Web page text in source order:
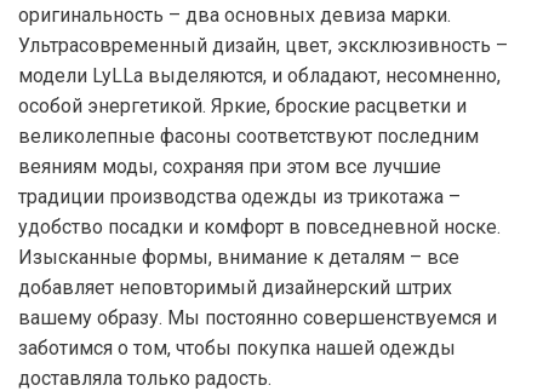
оригинальность – два основных девиза марки.
Ультрасовременный дизайн, цвет, эксклюзивность –
модели LyLLa выделяются, и обладают, несомненно,
особой энергетикой. Яркие, броские расцветки и
великолепные фасоны соответствуют последним
веяниям моды, сохраняя при этом все лучшие
традиции производства одежды из трикотажа –
удобство посадки и комфорт в повседневной носке.
Изысканные формы, внимание к деталям – все
добавляет неповторимый дизайнерский штрих
вашему образу. Мы постоянно совершенствуемся и
заботимся о том, чтобы покупка нашей одежды
доставляла только радость.